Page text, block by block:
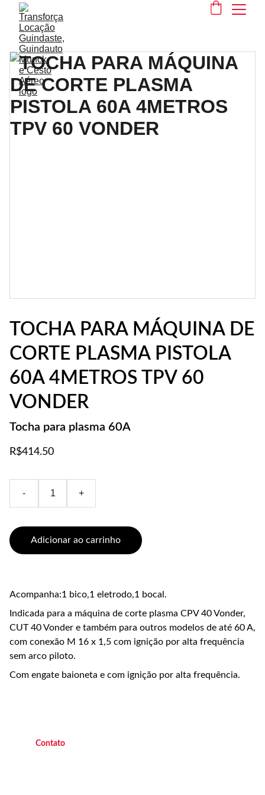
TOCHA PARA MÁQUINA DE
CORTE PLASMA PISTOLA
60A 4METROS TPV 60
VONDER
Tocha para plasma 60A
R$414.50
- +
Adicionar ao carrinho
Acompanha:1 bico,1 eletrodo,1 bocal.
Indicada para a máquina de corte plasma CPV 40 Vonder,
CUT 40 Vonder e também para outros modelos de até 60 A,
com conexão M 16 x 1,5 com ignição por alta frequência
sem arco piloto.
Com engate baioneta e com ignição por alta frequência.
Contato